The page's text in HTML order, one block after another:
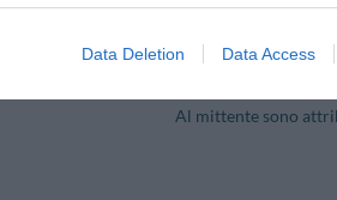
Data Deletion Data Access
atto che il trattamento dei propri dati
del mittente. Titolare del trattamento
della Direttiva 46/95/CE del
Al mittente sono